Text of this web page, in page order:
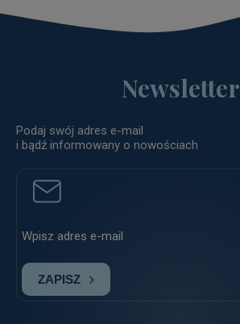
Newsletter
Podaj swój adres e-mail
i bądź informowany o nowościach
ZAPISZ